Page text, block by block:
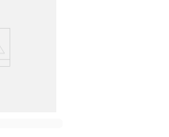
uma sensação de